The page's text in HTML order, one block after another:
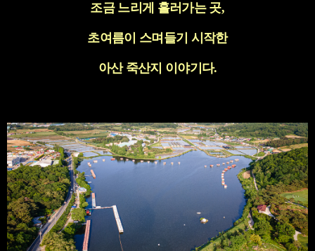
조금 느리게 흘러가는 곳,
초여름이 스며들기 시작한
아산 죽산지 이야기다.